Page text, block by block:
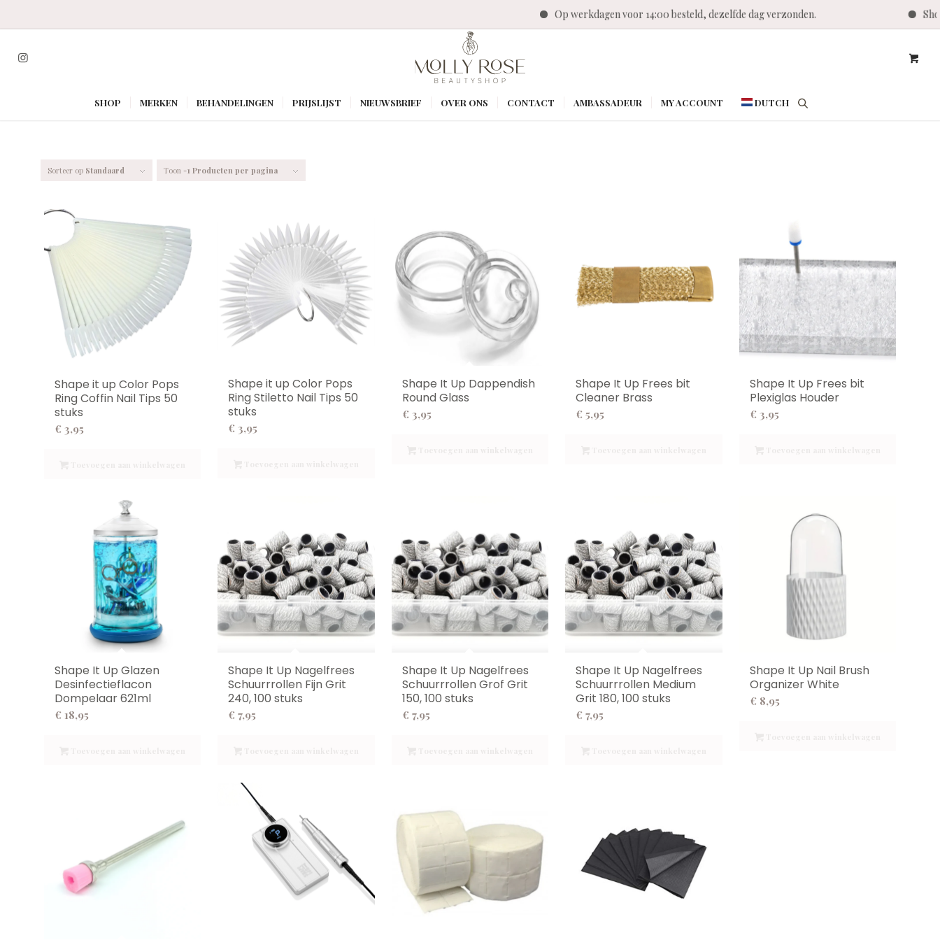
Op werkdagen voor 14:00 besteld, dezelfde dag verzonden. Shop
SHOP MERKEN BEHANDELINGEN PRIJSLIJST NIEUWSBRIEF OVER ONS CONTACT AMBASSADEUR MY ACCOUNT DUTCH
Sorteer op Standaard Toon -1 Producten per pagina
Shape it up Color Pops
Ring Coffin Nail Tips 50
stuks
€ 3,95
Shape it up Color Pops
Ring Stiletto Nail Tips 50
stuks
€ 3,95
Shape It Up Dappendish
Round Glass
€ 3,95
Shape It Up Frees bit
Cleaner Brass
€ 5,95
Shape It Up Frees bit
Plexiglas Houder
€ 3,95
Shape It Up Glazen
Desinfectieflacon
Dompelaar 621ml
€ 18,95
Shape It Up Nagelfrees
Schuurrrollen Fijn Grit
240, 100 stuks
€ 7,95
Shape It Up Nagelfrees
Schuurrrollen Grof Grit
150, 100 stuks
€ 7,95
Shape It Up Nagelfrees
Schuurrrollen Medium
Grit 180, 100 stuks
€ 7,95
Shape It Up Nail Brush
Organizer White
€ 8,95